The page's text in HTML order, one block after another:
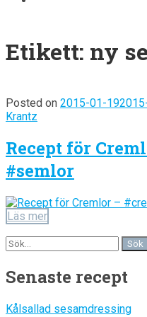
Etikett: ny
Posted on 2015-01-19
Krantz
Recept för
#semlor
Läs mer
Senaste recept
Kålsallad sesamdressing